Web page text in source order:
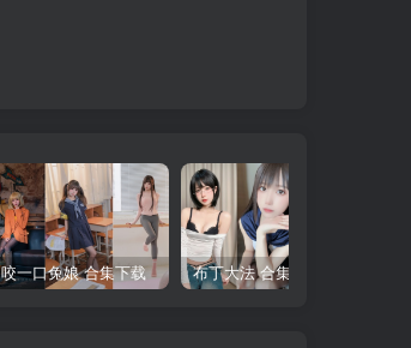
咬一口兔娘 合集下载 布丁大法 合集下载